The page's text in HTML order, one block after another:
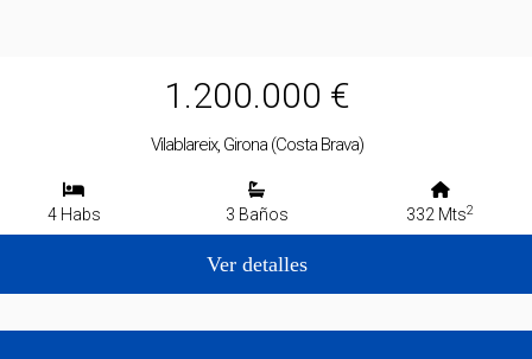
1.200.000 €
Vilablareix, Girona (Costa Brava)
4 Habs 3 Baños 332 Mts2
Ver detalles